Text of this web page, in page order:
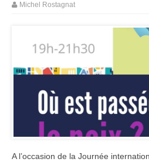
Michel Rostagnat
A l’occasion de la Journée